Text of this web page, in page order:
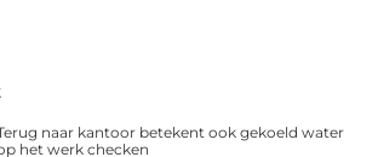
naar kantoor betekent ook gekoeld water
het werk checken